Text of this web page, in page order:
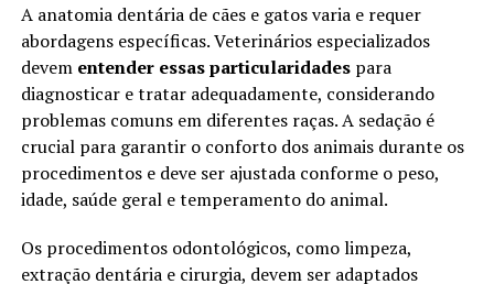
A anatomia dentária de cães e gatos varia e requer
abordagens específicas. Veterinários especializados
devem entender essas particularidadespara
diagnosticar e tratar adequadamente, considerando
problemas comuns em diferentes raças. A sedação é
crucial para garantir o conforto dos animais durante os
procedimentos e deve ser ajustada conforme o peso,
idade, saúde geral e temperamento do animal.
Os procedimentos odontológicos, como limpeza,
extração dentária e cirurgia, devem ser adaptados